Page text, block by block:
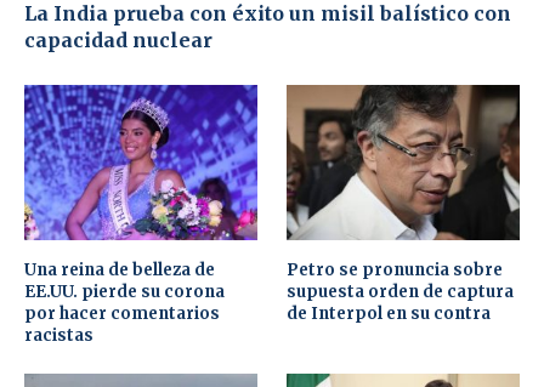
La India prueba con éxito un misil balístico con
capacidad nuclear
Una reina de belleza de
EE.UU. pierde su corona
por hacer comentarios
racistas
Petro se pronuncia sobre
supuesta orden de captura
de Interpol en su contra